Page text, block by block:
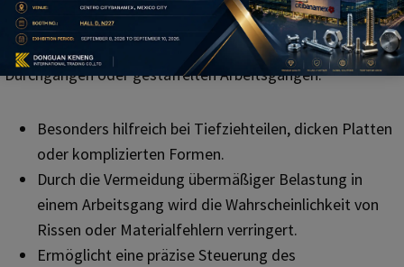
Das Material wird in mehreren Stanz- oder
Vorformungsschritten geformt; das heißt, in mehreren
Durchgängen oder gestaffelten Arbeitsgängen:
Besonders hilfreich bei Tiefziehteilen, dicken Platten
oder komplizierten Formen.
Durch die Vermeidung übermäßiger Belastung in
einem Arbeitsgang wird die Wahrscheinlichkeit von
Rissen oder Materialfehlern verringert.
Ermöglicht eine präzise Steuerung des